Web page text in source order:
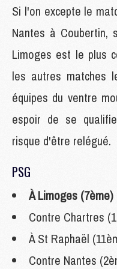
Si l'on excepte le
Nantes à Coubertin,
Limoges est le plus
les autres matches
équipes du ventre
espoir de se
risque d'être relégué.
PSG
À Limoges (7ème)
Contre Chartres
À St Raphaël
Contre Nantes